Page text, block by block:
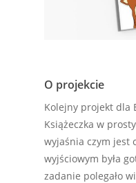
O projekcie
Kolejny projekt dla
Książeczka w
wyjaśnia czym jest
wyjściowym była
zadanie polegało